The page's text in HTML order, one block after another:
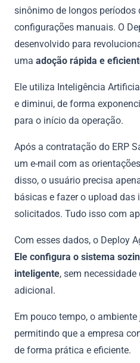
sinônimo de longos períodos
configurações manuais. O
desenvolvido para
uma adoção rápida e
Ele utiliza Inteligência
e diminui, de forma
para o início da operação.
Após a contratação do ERP
um e-mail com as
disso, o usuário precisa
básicas e fazer o upload das
solicitados. Tudo isso com
Com esses dados, o Deploy
Ele configura o sistema
inteligente, sem
adicional.
Em pouco tempo, o
permitindo que a empresa
de forma prática e eficiente.